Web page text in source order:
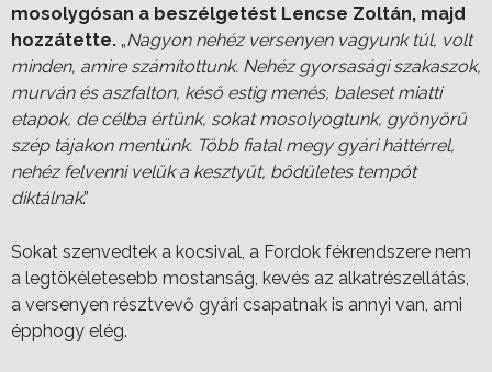
mosolygósan a beszélgetést Lencse Zoltán, majd
hozzátette. „Nagyon nehéz versenyen vagyunk túl, volt
minden, amire számítottunk. Nehéz gyorsasági szakaszok,
murván és aszfalton, késő estig menés, baleset miatti
etapok, de célba értünk, sokat mosolyogtunk, gyönyörű
szép tájakon mentünk. Több fiatal megy gyári háttérrel,
nehéz felvenni velük a kesztyűt, bődületes tempót
diktálnak.”
Sokat szenvedtek a kocsival, a Fordok fékrendszere nem
a legtökéletesebb mostanság, kevés az alkatrészellátás,
a versenyen résztvevő gyári csapatnak is annyi van, ami
épphogy elég.